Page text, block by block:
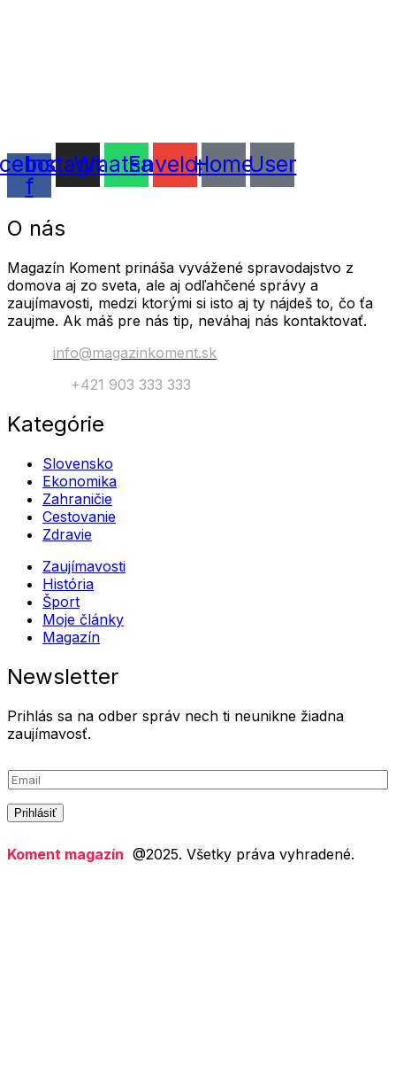
f
Instagram
Whatsapp
EnvelopeHomeUser
O nás
Magazín Koment prináša vyvážené spravodajstvo z
domova aj zo sveta, ale aj odľahčené správy a
zaujímavosti, medzi ktorými si isto aj ty nájdeš to, čo ťa
zaujme. Ak máš pre nás tip, neváhaj nás kontaktovať.
info@magazinkoment.sk
+421 903 333 333
Kategórie
Slovensko
Ekonomika
Zahraničie
Cestovanie
Zdravie
Zaujímavosti
História
Šport
Moje články
Magazín
Newsletter
Prihlás sa na odber správ nech ti neunikne žiadna
zaujímavosť.
m
a
i
E
m
a
l
Prihlásiť
Koment magazín @2025. Všetky práva vyhradené.